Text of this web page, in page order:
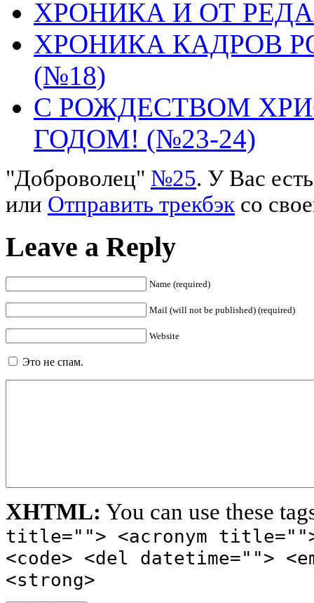
ХРОНИКА И ОТ
ХРОНИКА КАДРОВ РОА
(№18)
С РОЖДЕСТВОМ
ГОДОМ! (№23-24)
"Доброволец" №25. У Вас
или Отправить трекбэк со
Leave a Reply
Name (required)
Mail (will not be published) (required)
Website
Это не спам.
XHTML: You can use these
title=""> <acronym
<code> <del datetime="">
<strong>